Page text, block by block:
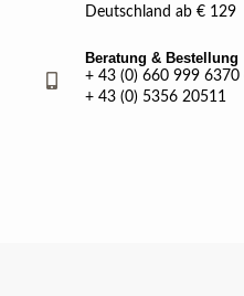
Deutschland ab € 129
Beratung & Bestellung
+ 43 (0) 660 999 6370
+ 43 (0) 5356 20511